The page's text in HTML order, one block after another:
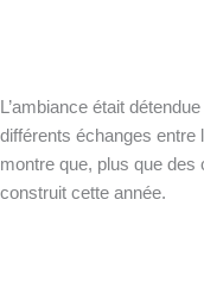
L’ambiance était
différents échanges entre
montre que, plus que des
construit cette année.